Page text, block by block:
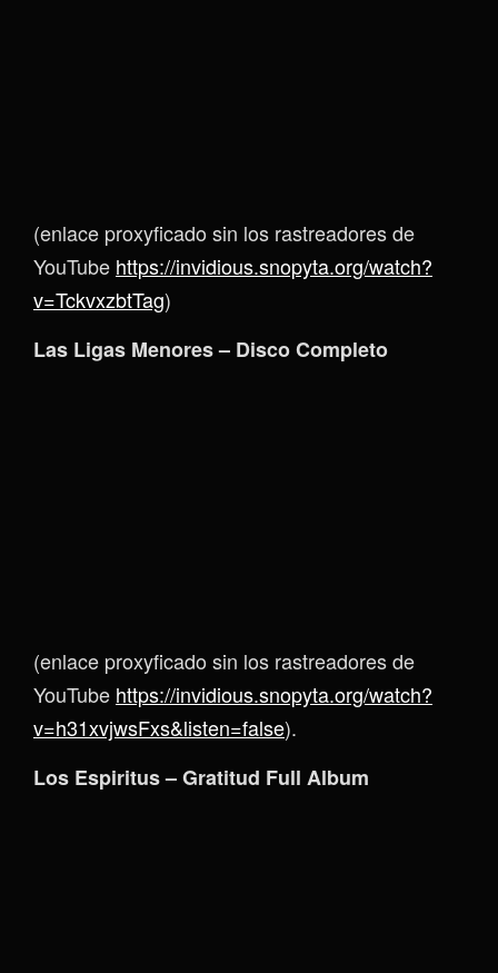
(enlace proxyficado sin los rastreadores de
YouTube https://invidious.snopyta.org/watch?
v=TckvxzbtTag)
Las Ligas Menores – Disco Completo
(enlace proxyficado sin los rastreadores de
YouTube https://invidious.snopyta.org/watch?
v=h31xvjwsFxs&listen=false).
Los Espiritus – Gratitud Full Album